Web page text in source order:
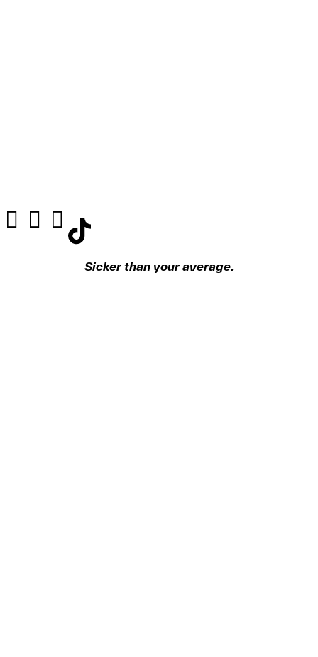
Sicker than your average.